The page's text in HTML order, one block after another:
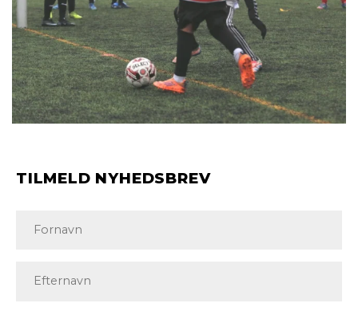
TILMELD NYHEDSBREV